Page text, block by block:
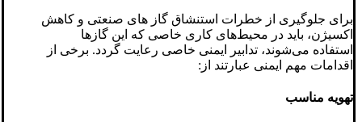
برای جلوگیری از خطرات استنشاق گاز های صنعتی و کاهش
اکسیژن، باید در محیط‌های کاری خاصی که این گازها
استفاده می‌شوند، تدابیر ایمنی خاصی رعایت گردد. برخی از
اقدامات مهم ایمنی عبارتند از:
تهویه مناسب